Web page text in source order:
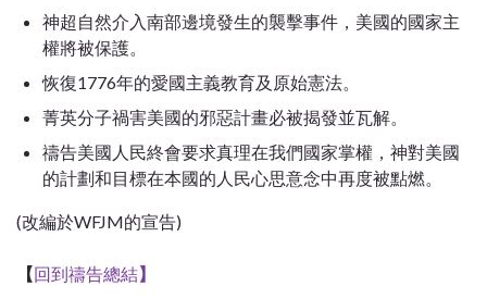
神超自然介入南部邊境發生的襲擊事件，美國的國家主
權將被保護。
恢復1776年的愛國主義教育及原始憲法。
菁英分子禍害美國的邪惡計畫必被揭發並瓦解。
禱告美國人民終會要求真理在我們國家掌權，神對美國
的計劃和目標在本國的人民心思意念中再度被點燃。
(改編於WFJM的宣告)
【回到禱告總結】